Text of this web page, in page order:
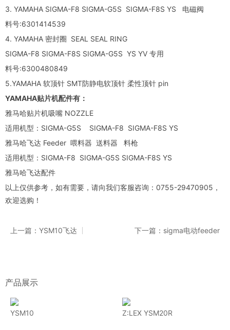
3. YAMAHA SIGMA-F8 SIGMA-G5S SIGMA-F8S YS 电磁阀
料号:6301414539
4. YAMAHA 密封圈 SEAL SEAL RING
SIGMA-F8 SIGMA-F8S SIGMA-G5S YS YV 专用
料号:6300480849
5.YAMAHA 软顶针 SMT防静电软顶针 柔性顶针 pin
YAMAHA贴片机配件有：
雅马哈贴片机吸嘴 NOZZLE
适用机型：SIGMA-G5S SIGMA-F8 SIGMA-F8S YS
雅马哈飞达 Feeder 喂料器 送料器 料枪
适用机型：SIGMA-F8 SIGMA-G5S SIGMA-F8S YS
雅马哈飞达配件
以上仅供参考，如有需要，请向我们客服咨询：0755-29470905，
欢迎选购！
上一篇：YSM10飞达 下一篇：sigma电动feeder
产品展示
YSM10 Z:LEX YSM20R